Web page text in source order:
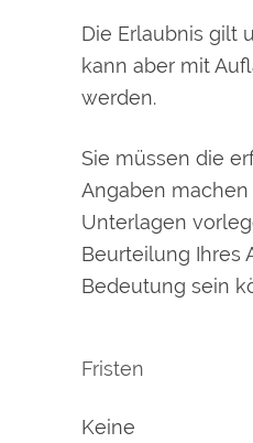
Die Erlaubnis gilt
kann aber mit
werden.
Sie müssen die
Angaben
Unterlagen
Beurteilung Ihres
Bedeutung sein
Fristen
Keine